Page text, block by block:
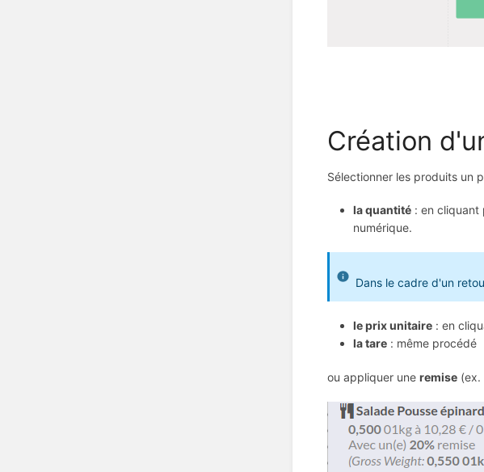
Création
Sélectionner les produits un
la quantité : en cliquant
numérique.
Dans le cadre d'un
le prix unitaire : en
la tare : même procédé
ou appliquer une remise (ex.